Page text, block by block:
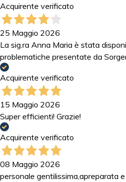
Acquirente verificato
25 Maggio 2026
La sig.ra Anna Maria è stata
problematiche presentate da
Acquirente verificato
15 Maggio 2026
Super efficienti! Grazie!
Acquirente verificato
08 Maggio 2026
personale gentilissima,apreparata